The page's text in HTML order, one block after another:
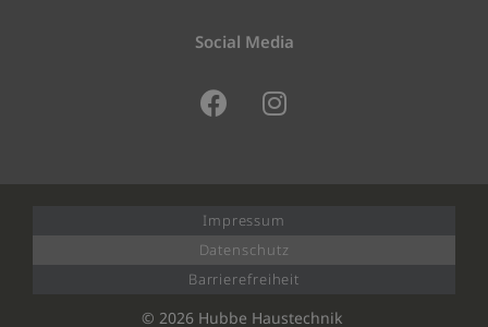
Social Media
Impressum
Datenschutz
Barrierefreiheit
© 2026 Hubbe Haustechnik